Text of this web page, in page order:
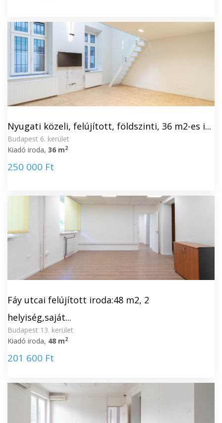
Nyugati közeli, felújított, földszinti, 36 m2-es i...
Budapest 6. kerület
Kiadó iroda, 36 m2
250 000 Ft
Fáy utcai felújított iroda:48 m2, 2
helyiség,saját...
Budapest 13. kerület
Kiadó iroda, 48 m2
201 600 Ft